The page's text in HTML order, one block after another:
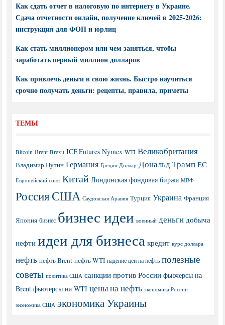
Как сдать отчет в налоговую по интернету в Украине.
Сдача отчетности онлайн, получение ключей в 2025-2026:
инструкция для ФОП и юрлиц
Как стать миллионером или чем заняться, чтобы
заработать первый миллион долларов
Как привлечь деньги в свою жизнь. Быстро научиться
срочно получать деньги: рецепты, правила, приметы
ТЕМЫ
Bitcoin Brent Brexit ICE Futures Nymex WTI Великобритания
Владимир Путин Германия Греция Доллар Дональд Трамп ЕС
Европейский союз Китай Лондонская фондовая биржа МВФ
РоссияСША Саудовская Аравия Турция Украина Франция
Япония бизнес бизнес идеи военный деньги добыча
нефти идеи для бизнеса кредит курс доллара
нефть нефть Brent нефть WTI падение цен на нефть полезные
советы политика США санкции против России фьючерсы на
Brent фьючерсы на WTI цены на нефть экономика России
экономика США экономика Украины